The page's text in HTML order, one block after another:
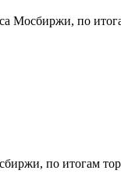
Мосбиржи, по
по итогам